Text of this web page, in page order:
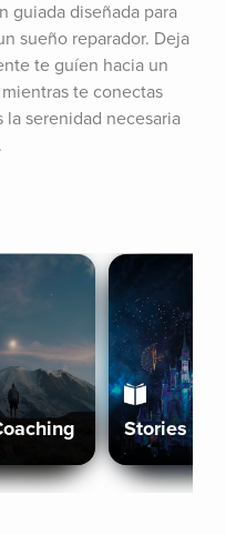
guiada diseñada para
sueño reparador. Deja
te guíen hacia un
te conectas
serenidad necesaria
Stories